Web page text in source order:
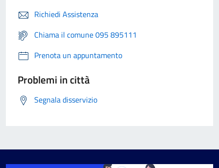
Richiedi Assistenza
Chiama il comune 095 895111
Prenota un appuntamento
Problemi in città
Segnala disservizio